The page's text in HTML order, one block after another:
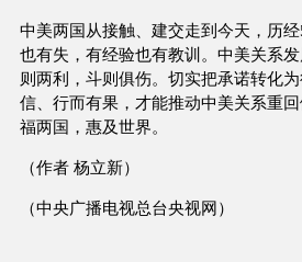
中美两国从接触、建交走到今天，历
也有失，有经验也有教训。中美关系
则两利，斗则俱伤。切实把承诺转化
信、行而有果，才能推动中美关系重
福两国，惠及世界。
（作者 杨立新）
（中央广播电视总台央视网）